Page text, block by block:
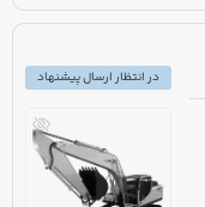
در انتظار ارسال پیشنهاد